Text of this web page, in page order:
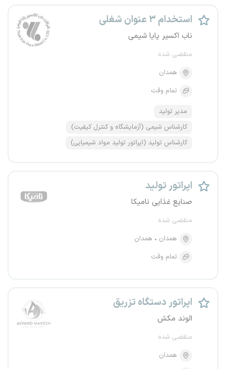
استخدام ۳ عنوان شغلی
ناب اکسیر پایا شیمی
منقضی شده
همدان
تمام وقت
مدیر تولید
کارشناس شیمی (آزمایشگاه و کنترل کیفیت)
کارشناس تولید (اپراتور تولید مواد شیمیایی)
اپراتور تولید
صنایع غذایی نامیکا
منقضی شده
همدان
همدان
تمام وقت
اپراتور دستگاه تزریق
الوند مکش
منقضی شده
همدان